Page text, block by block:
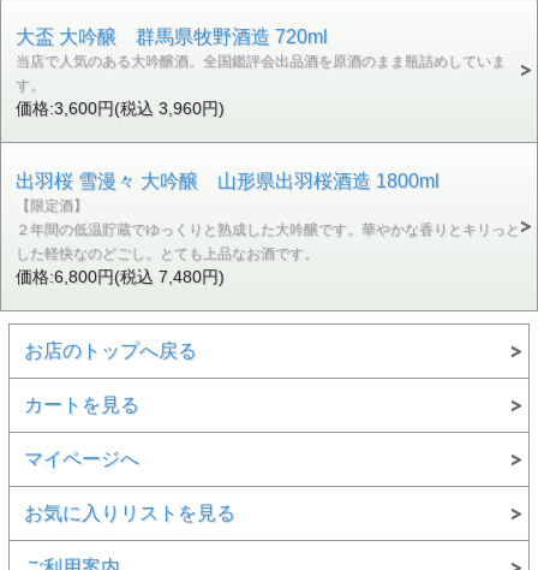
大盃 大吟醸 群馬県牧野酒造 720ml
当店で人気のある大吟醸酒。全国鑑評会出品酒を原酒のまま瓶詰めしていま
す。
価格:3,600円(税込 3,960円)
出羽桜 雪漫々 大吟醸 山形県出羽桜酒造 1800ml
【限定酒】
２年間の低温貯蔵でゆっくりと熟成した大吟醸です。華やかな香りとキリっと
した軽快なのどごし。とても上品なお酒です。
価格:6,800円(税込 7,480円)
お店のトップへ戻る
カートを見る
マイページへ
お気に入りリストを見る